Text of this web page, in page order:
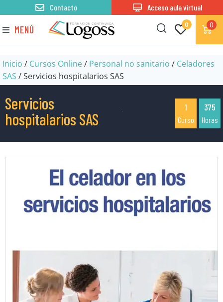
MENÚ 0 0
Contacto Acceso aula virtual
Inicio / Cursos Online/ Personal no sanitario / Celadores
SAS / Servicios hospitalarios SAS
Servicios
hospitalarios SAS
1
Curso
375
Horas